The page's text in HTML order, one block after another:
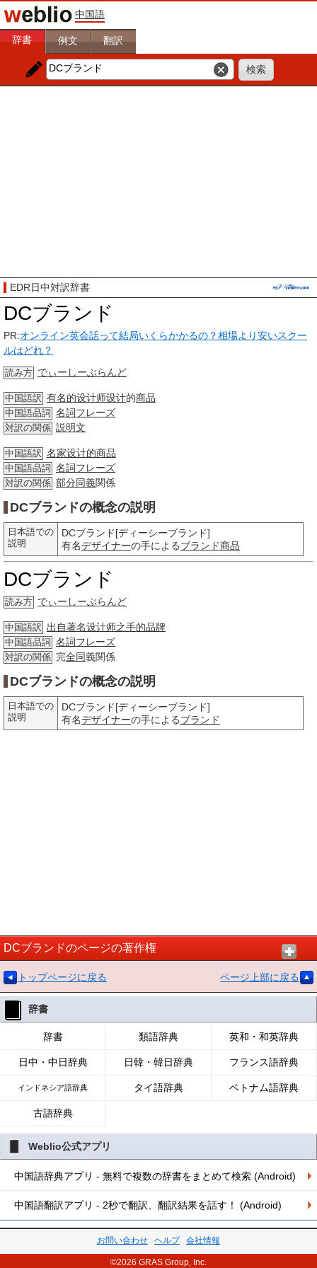
中国語
辞書 例文 翻訳
EDR日中対訳辞書
DCブランド
PR:オンライン英会話って結局いくらかかるの？相場より安いスクー
ルはどれ？
読み方 でぃーしーぶらんど
中国語訳 有名的设计师设计的商品
中国語品詞 名詞フレーズ
対訳の関係 説明文
中国語訳 名家设计的商品
中国語品詞 名詞フレーズ
対訳の関係 部分同義関係
DCブランドの概念の説明
日本語での
説明
DCブランド[ディーシーブランド]
有名デザイナーの手によるブランド商品
DCブランド
読み方 でぃーしーぶらんど
中国語訳 出自著名设计师之手的品牌
中国語品詞 名詞フレーズ
対訳の関係 完全同義関係
DCブランドの概念の説明
日本語での
説明
DCブランド[ディーシーブランド]
有名デザイナーの手によるブランド
DCブランドのページの著作権
トップページに戻る ページ上部に戻る
辞書
辞書 類語辞典 英和・和英辞典
日中・中日辞典 日韓・韓日辞典 フランス語辞典
インドネシア語辞典 タイ語辞典 ベトナム語辞典
古語辞典
Weblio公式アプリ
中国語辞典アプリ - 無料で複数の辞書をまとめて検索 (Android)
中国語翻訳アプリ - 2秒で翻訳、翻訳結果を話す！ (Android)
お問い合わせ ヘルプ 会社情報
©2026 GRAS Group, Inc.